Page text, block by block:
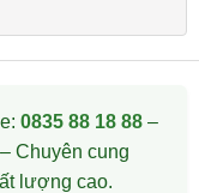
0835 88 18 88 –
Chuyên cung
lượng cao.